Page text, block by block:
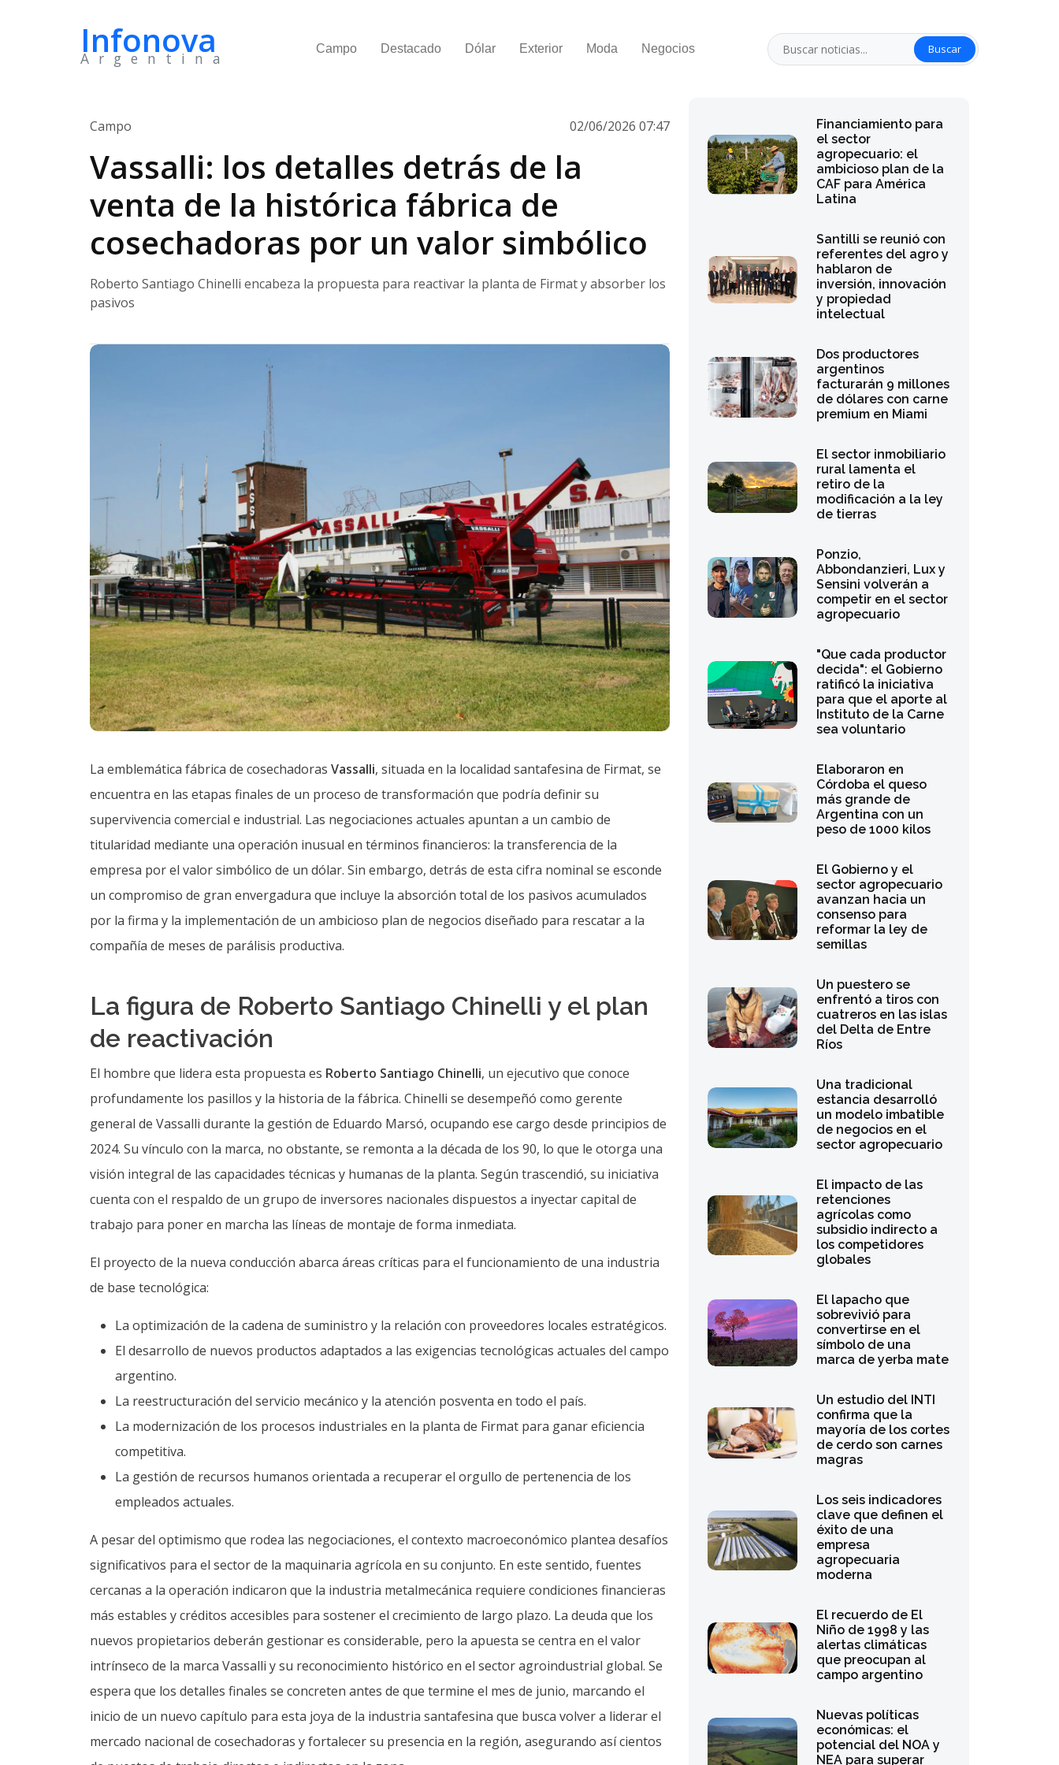
Infonova
Argentina
Campo Destacado Dólar Exterior Moda Negocios Buscar
Campo 02/06/2026 07:47
Vassalli: los detalles detrás de la
venta de la histórica fábrica de
cosechadoras por un valor simbólico
Roberto Santiago Chinelli encabeza la propuesta para reactivar la planta de Firmat y absorber los
pasivos
La emblemática fábrica de cosechadoras Vassalli, situada en la localidad santafesina de Firmat, se
encuentra en las etapas finales de un proceso de transformación que podría definir su
supervivencia comercial e industrial. Las negociaciones actuales apuntan a un cambio de
titularidad mediante una operación inusual en términos financieros: la transferencia de la
empresa por el valor simbólico de un dólar. Sin embargo, detrás de esta cifra nominal se esconde
un compromiso de gran envergadura que incluye la absorción total de los pasivos acumulados
por la firma y la implementación de un ambicioso plan de negocios diseñado para rescatar a la
compañía de meses de parálisis productiva.
La figura de Roberto Santiago Chinelli y el plan
de reactivación
El hombre que lidera esta propuesta es Roberto Santiago Chinelli, un ejecutivo que conoce
profundamente los pasillos y la historia de la fábrica. Chinelli se desempeñó como gerente
general de Vassalli durante la gestión de Eduardo Marsó, ocupando ese cargo desde principios de
2024. Su vínculo con la marca, no obstante, se remonta a la década de los 90, lo que le otorga una
visión integral de las capacidades técnicas y humanas de la planta. Según trascendió, su iniciativa
cuenta con el respaldo de un grupo de inversores nacionales dispuestos a inyectar capital de
trabajo para poner en marcha las líneas de montaje de forma inmediata.
El proyecto de la nueva conducción abarca áreas críticas para el funcionamiento de una industria
de base tecnológica:
La optimización de la cadena de suministro y la relación con proveedores locales estratégicos.
El desarrollo de nuevos productos adaptados a las exigencias tecnológicas actuales del campo
argentino.
La reestructuración del servicio mecánico y la atención posventa en todo el país.
La modernización de los procesos industriales en la planta de Firmat para ganar eficiencia
competitiva.
La gestión de recursos humanos orientada a recuperar el orgullo de pertenencia de los
empleados actuales.
A pesar del optimismo que rodea las negociaciones, el contexto macroeconómico plantea desafíos
significativos para el sector de la maquinaria agrícola en su conjunto. En este sentido, fuentes
cercanas a la operación indicaron que la industria metalmecánica requiere condiciones financieras
más estables y créditos accesibles para sostener el crecimiento de largo plazo. La deuda que los
nuevos propietarios deberán gestionar es considerable, pero la apuesta se centra en el valor
intrínseco de la marca Vassalli y su reconocimiento histórico en el sector agroindustrial global. Se
espera que los detalles finales se concreten antes de que termine el mes de junio, marcando el
inicio de un nuevo capítulo para esta joya de la industria santafesina que busca volver a liderar el
mercado nacional de cosechadoras y fortalecer su presencia en la región, asegurando así cientos
Financiamiento para
el sector
agropecuario: el
ambicioso plan de la
CAF para América
Latina
Santilli se reunió con
referentes del agro y
hablaron de
inversión, innovación
y propiedad
intelectual
Dos productores
argentinos
facturarán 9 millones
de dólares con carne
premium en Miami
El sector inmobiliario
rural lamenta el
retiro de la
modificación a la ley
de tierras
Ponzio,
Abbondanzieri, Lux y
Sensini volverán a
competir en el sector
agropecuario
"Que cada productor
decida": el Gobierno
ratificó la iniciativa
para que el aporte al
Instituto de la Carne
sea voluntario
Elaboraron en
Córdoba el queso
más grande de
Argentina con un
peso de 1000 kilos
El Gobierno y el
sector agropecuario
avanzan hacia un
consenso para
reformar la ley de
semillas
Un puestero se
enfrentó a tiros con
cuatreros en las islas
del Delta de Entre
Ríos
Una tradicional
estancia desarrolló
un modelo imbatible
de negocios en el
sector agropecuario
El impacto de las
retenciones
agrícolas como
subsidio indirecto a
los competidores
globales
El lapacho que
sobrevivió para
convertirse en el
símbolo de una
marca de yerba mate
Un estudio del INTI
confirma que la
mayoría de los cortes
de cerdo son carnes
magras
Los seis indicadores
clave que definen el
éxito de una
empresa
agropecuaria
moderna
El recuerdo de El
Niño de 1998 y las
alertas climáticas
que preocupan al
campo argentino
Nuevas políticas
económicas: el
potencial del NOA y
NEA para superar